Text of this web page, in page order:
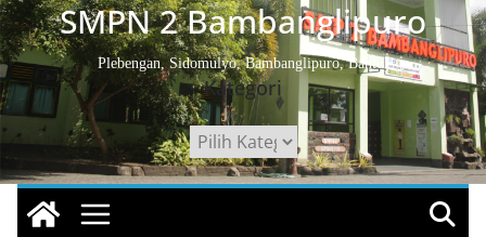
SMPN 2 Bambanglipuro
Plebengan, Sidomulyo, Bambanglipuro, Bantul
Kategori
Kategori